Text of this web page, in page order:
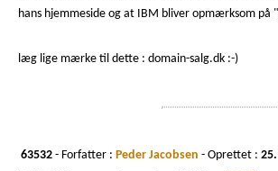
hans hjemmeside og at IBM bliver opmærksom på
læg lige mærke til dette : domain-salg.dk :-)
63532 - Forfatter : Peder Jacobsen - Oprettet :